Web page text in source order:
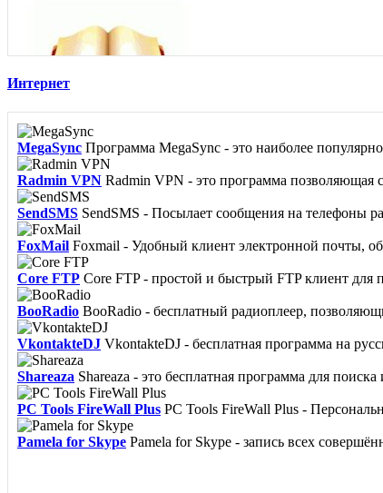
DictoDicto - бесплатный словарь, созданный командой
Платежные документыПрограмма предназначена для
PDFCreatorPDFCreator - программа, позволяющая
Интернет
MegaSync Программа MegaSync - это наиболее
Radmin VPN Radmin VPN - это программа позволяющая
SendSMS SendSMS - Посылает сообщения на телефоны
FoxMail Foxmail - Удобный клиент электронной почты,
Core FTP Core FTP - простой и быстрый FTP клиент
BooRadio BooRadio - бесплатный радиоплеер,
VkontakteDJ VkontakteDJ - бесплатная программа на
Shareaza Shareaza - это бесплатная программа для
PC Tools FireWall Plus PC Tools FireWall Plus -
Pamela for Skype Pamela for Skype - запись всех